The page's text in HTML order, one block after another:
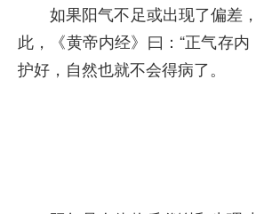
如果阳气不足或出现了偏差，
此，《黄帝内经》曰：“正气存
护好，自然也就不会得病了。